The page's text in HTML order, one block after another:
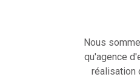
Nous
qu'agence
réalisation